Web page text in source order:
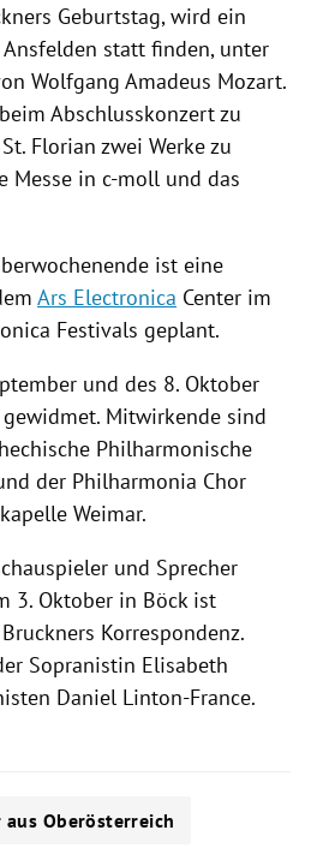
Geburtstag, wird ein
Ansfelden statt finden, unter
Wolfgang Amadeus Mozart.
Abschlusskonzert zu
St. Florian zwei Werke zu
Messe in c-moll und das
ist eine
Ars Electronica Center im
Festivals geplant.
und des 8. Oktober
Mitwirkende sind
Philharmonische
der Philharmonia Chor
Weimar.
und Sprecher
3. Oktober in Böckist
Bruckners Korrespondenz.
Sopranistin Elisabeth
Daniel Linton-France.
aus Oberösterreich